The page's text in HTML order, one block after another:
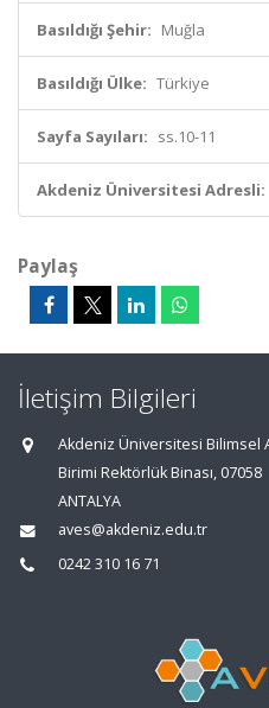
Basıldığı Şehir: Muğla
Basıldığı Ülke: Türkiye
Sayfa Sayıları: ss.10-11
Akdeniz Üniversitesi Adresli:
Paylaş
İletişim Bilgileri
Akdeniz Üniversitesi Bilimsel
Birimi Rektörlük Binası, 07058
ANTALYA
aves@akdeniz.edu.tr
0242 310 16 71